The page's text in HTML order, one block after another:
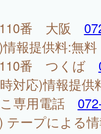
番 大阪
報提供料:無料
番 つくば
対応)情報提供
専用電話
テープによる